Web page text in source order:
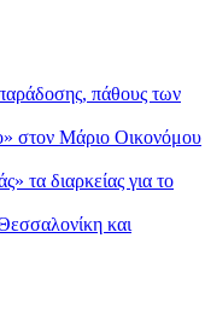
πάθους των
στον Μάριο Οικονόμου
τα διαρκείας για το
και